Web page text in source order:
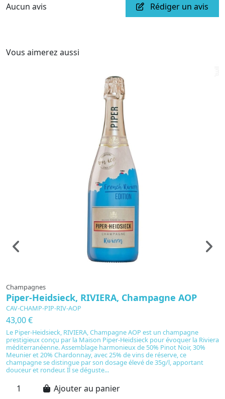
Aucun avis Rédiger un avis
Vous aimerez aussi
Champagnes
Piper-Heidsieck, RIVIERA, Champagne AOP
CAV-CHAMP-PIP-RIV-AOP
43,00 €
Le Piper-Heidsieck, RIVIERA, Champagne AOP est un champagne
prestigieux conçu par la Maison Piper-Heidsieck pour évoquer la Riviera
méditerranéenne. Assemblage harmonieux de 50% Pinot Noir, 30%
Meunier et 20% Chardonnay, avec 25% de vins de réserve, ce
champagne se distingue par son dosage élevé de 35g/l, apportant
douceur et rondeur. Il se déguste...
Ajouter au panier